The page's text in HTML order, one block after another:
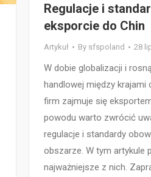
Regulacje i
eksporcie do Chin
Artykuł By sfspoland 28
W dobie globalizacji i
handlowej między krajami
firm zajmuje się
powodu warto zwrócić
regulacje i standardy
obszarze. W tym artykule
najważniejsze z nich.